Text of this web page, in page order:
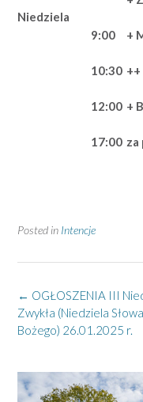
Niedziela
9:00 +
10:30
12:00 +
17:00 za
Posted in Intencje
Post
navigation
← OGŁOSZENIA III
Zwykła (Niedziela Słowa
Bożego) 26.01.2025 r.